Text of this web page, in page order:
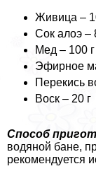
Живица –
Сок алоэ –
Мед – 100 г
Эфирное
Перекись
Воск – 20 г
Способ
водяной бане,
рекомендуется